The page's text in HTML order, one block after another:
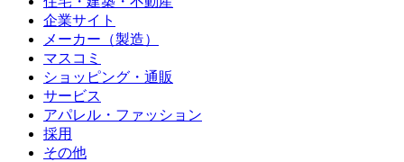
企業サイト
メーカー（製造）
マスコミ
ショッピング・通販
サービス
アパレル・ファッション
採用
その他